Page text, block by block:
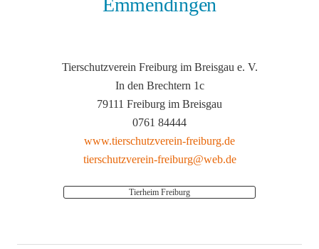
Emmendingen
Tierschutzverein Freiburg im Breisgau e. V.
In den Brechtern 1c
79111 Freiburg im Breisgau
0761 84444
www.tierschutzverein-freiburg.de
tierschutzverein-freiburg@web.de
Tierheim Freiburg